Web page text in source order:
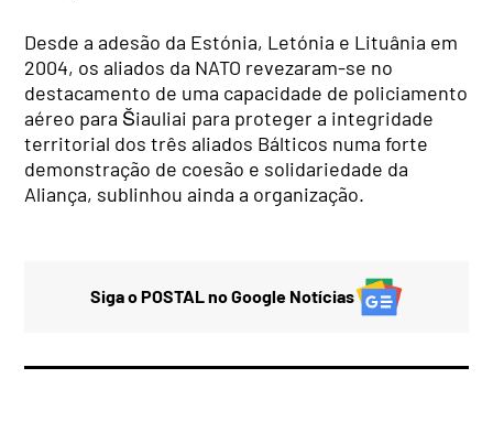
Desde a adesão da Estónia, Letónia e Lituânia em
2004, os aliados da NATO revezaram-se no
destacamento de uma capacidade de policiamento
aéreo para Šiauliai para proteger a integridade
territorial dos três aliados Bálticos numa forte
demonstração de coesão e solidariedade da
Aliança, sublinhou ainda a organização.
Siga o POSTAL no Google Notícias